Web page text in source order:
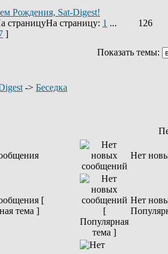
Рождения, Sat-Digest!
На страницу: 1 ...
]
126
Показать темы:
-> Беседка
Нет
[
тема ]
Нет